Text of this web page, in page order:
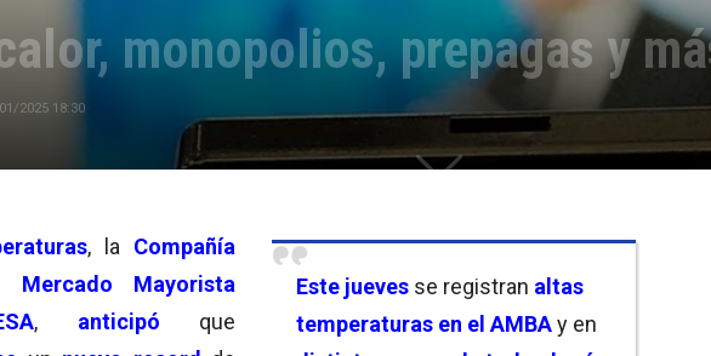
monopolios, prepagas y
2025 18:30
Este jueves se registran altas
temperaturas en el AMBAy en
, la Compañía
Mercado Mayorista
, anticipó
que